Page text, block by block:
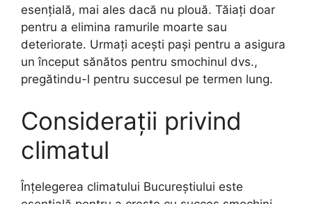
esențială, mai ales dacă nu plouă. Tăiați doar
pentru a elimina ramurile moarte sau
deteriorate. Urmați acești pași pentru a asigura
un început sănătos pentru smochinul dvs.,
pregătindu-l pentru succesul pe termen lung.
Considerații privind
climatul
Înțelegerea climatului Bucureștiului este